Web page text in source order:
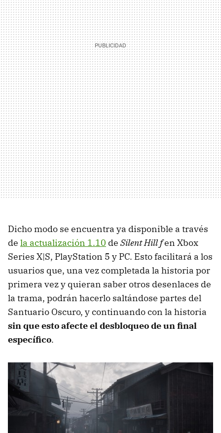
Dicho modo se encuentra ya disponible a través
de la actualización 1.10 de Silent Hill fen Xbox
Series X|S, PlayStation 5 y PC. Esto facilitará a los
usuarios que, una vez completada la historia por
primera vez y quieran saber otros desenlaces de
la trama, podrán hacerlo saltándose partes del
Santuario Oscuro, y continuando con la historia
sin que esto afecte el desbloqueo de un final
específico.